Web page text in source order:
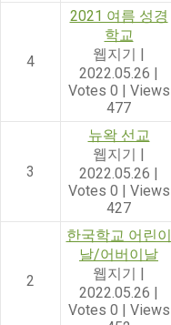
4
2021 여름 성경
학교
웹지기 |
2022.05.26 |
Votes 0 | Views
477
3
뉴왁 선교
웹지기 |
2022.05.26 |
Votes 0 | Views
427
2
한국학교 어린이
날/어버이날
웹지기 |
2022.05.26 |
Votes 0 | Views